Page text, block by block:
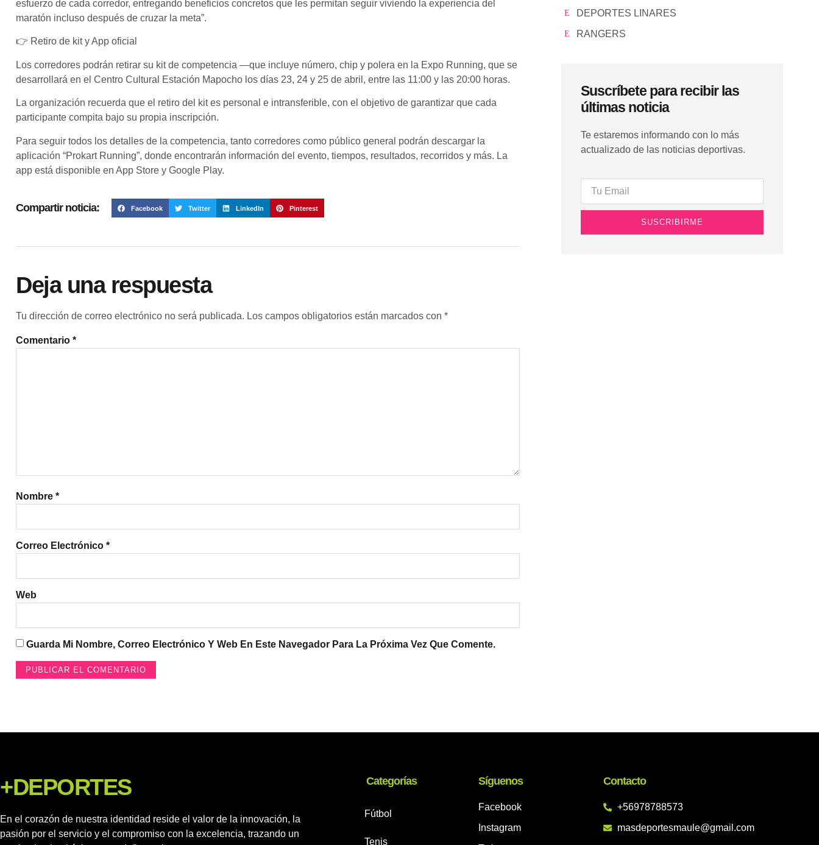
esfuerzo de cada corredor, entregando beneficios concretos que les permitan seguir viviendo la experiencia del
maratón incluso después de cruzar la meta”.
👉 Retiro de kit y App oficial
Los corredores podrán retirar su kit de competencia —que incluye número, chip y polera en la Expo Running, que se
desarrollará en el Centro Cultural Estación Mapocho los días 23, 24 y 25 de abril, entre las 11:00 y las 20:00 horas.
La organización recuerda que el retiro del kit es personal e intransferible, con el objetivo de garantizar que cada
participante compita bajo su propia inscripción.
Para seguir todos los detalles de la competencia, tanto corredores como público general podrán descargar la
aplicación “Prokart Running”, donde encontrarán información del evento, tiempos, resultados, recorridos y más. La
app está disponible en App Store y Google Play.
Compartir noticia: Facebook Twitter LinkedIn Pinterest
Deja una respuesta
Tu dirección de correo electrónico no será publicada. Los campos obligatorios están marcados con *
Comentario *
Nombre *
Correo Electrónico *
Web
Guarda Mi Nombre, Correo Electrónico Y Web En Este Navegador Para La Próxima Vez Que Comente.
DEPORTES LINARES
RANGERS
Suscríbete para recibir las
últimas noticia
Te estaremos informando con lo más
actualizado de las noticias deportivas.
SUSCRIBIRME
+DEPORTES
En el corazón de nuestra identidad reside el valor de la innovación, la
pasión por el servicio y el compromiso con la excelencia, trazando un
Categorías
Fútbol
Tenis
Síguenos
Facebook
Instagram
Contacto
+56978788573
masdeportesmaule@gmail.com